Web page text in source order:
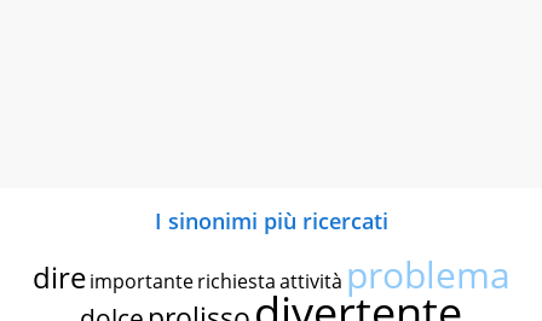
I sinonimi più ricercati
dire importante richiestaattività problema